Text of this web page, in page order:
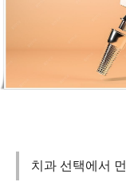
치과 선택에서